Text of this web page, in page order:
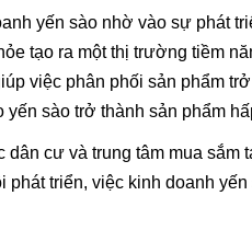
yến sào nhờ vào sự phát
tạo ra một thị trường tiềm
việc phân phối sản phẩm
sào trở thành sản phẩm
cư và trung tâm mua sắm
triển, việc kinh doanh